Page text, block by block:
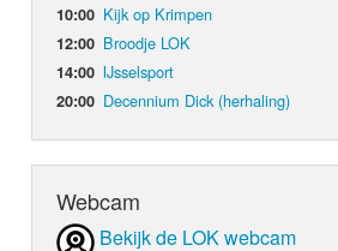
10:00 Kijk op Krimpen
12:00 Broodje LOK
14:00 IJsselsport
20:00 Decennium Dick (herhaling)
Webcam
Bekijk de LOK webcam